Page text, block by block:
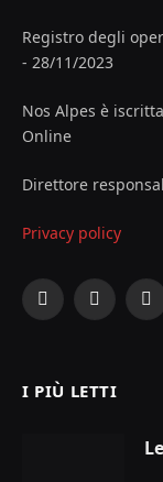
Registro degli
- 28/11/2023
Nos Alpes è iscritta
Online
Direttore
Privacy policy
Facebook
X
I PIÙ LETTI